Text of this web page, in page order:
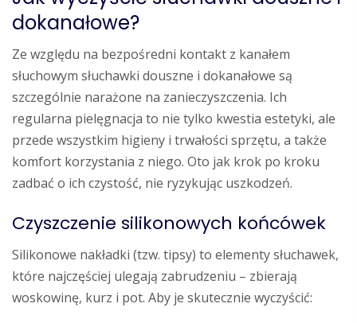
dokanałowe?
Ze względu na bezpośredni kontakt z kanałem
słuchowym słuchawki douszne i dokanałowe są
szczególnie narażone na zanieczyszczenia. Ich
regularna pielęgnacja to nie tylko kwestia estetyki, ale
przede wszystkim higieny i trwałości sprzętu, a także
komfort korzystania z niego. Oto jak krok po kroku
zadbać o ich czystość, nie ryzykując uszkodzeń.
Czyszczenie silikonowych końcówek
Silikonowe nakładki (tzw. tipsy) to elementy słuchawek,
które najczęściej ulegają zabrudzeniu – zbierają
woskowinę, kurz i pot. Aby je skutecznie wyczyścić: